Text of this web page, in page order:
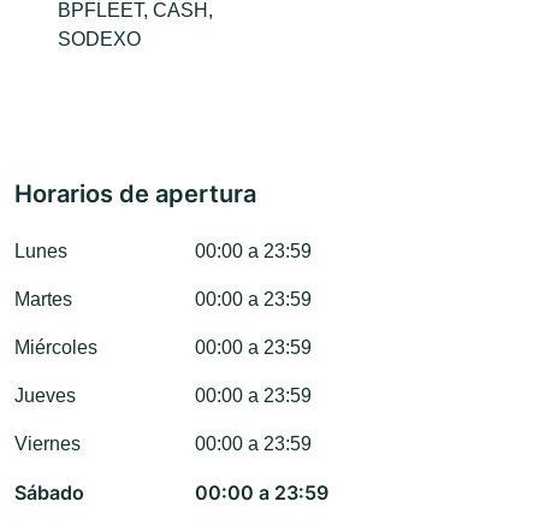
BPFLEET, CASH,
SODEXO
Horarios de apertura
Lunes 00:00 a 23:59
Martes 00:00 a 23:59
Miércoles 00:00 a 23:59
Jueves 00:00 a 23:59
Viernes 00:00 a 23:59
Sábado 00:00 a 23:59